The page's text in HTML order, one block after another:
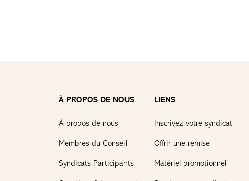
À PROPOS DE NOUS
À propos de nous
Membres du Conseil
Syndicats Participants
LIENS
Inscrivez votre syndicat
Offrir une remise
Matériel promotionnel